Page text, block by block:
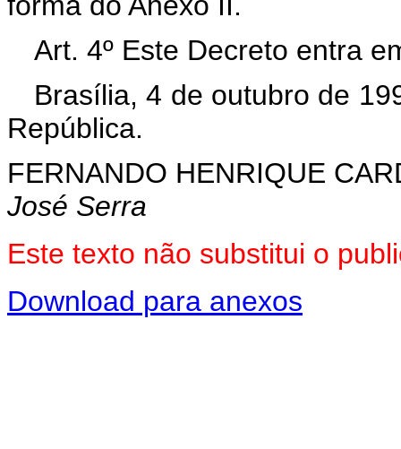
Art. 4º Este Decreto entra
Brasília, 4 de outubro de
República.
FERNANDO HENRIQUE
José Serra
Este texto não substitui o
Download para anexos